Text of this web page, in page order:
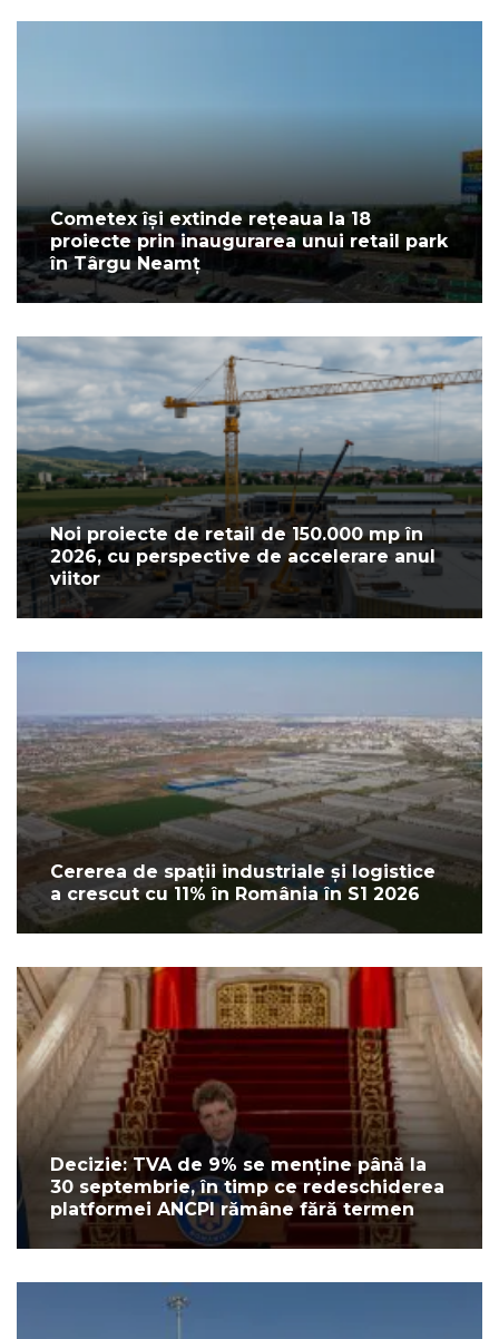
Cometex își extinde rețeaua la 18
proiecte prin inaugurarea unui retail park
în Târgu Neamț
Noi proiecte de retail de 150.000 mp în
2026, cu perspective de accelerare anul
viitor
Cererea de spații industriale și logistice
a crescut cu 11% în România în S1 2026
Decizie: TVA de 9% se menține până la
30 septembrie, în timp ce redeschiderea
platformei ANCPI rămâne fără termen